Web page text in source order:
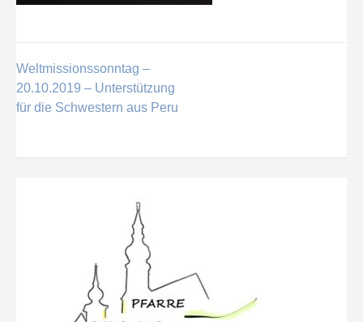
Beitragsnavigation
Weltmissionssonntag –
20.10.2019 – Unterstützung
für die Schwestern aus Peru